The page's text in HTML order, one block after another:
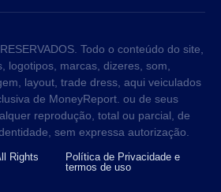
Todo o conteúdo do site,
logotipos, marcas, dizeres, som,
layout, trade dress, aqui veiculados
de MoneyReport. ou de seus
reprodução, total ou parcial, de
sem expressa autorização.
Rights
Política de Privacidade e
termos de uso